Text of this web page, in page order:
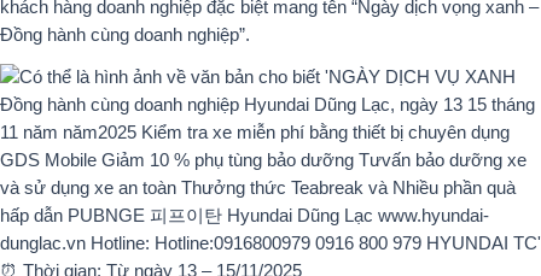
khách hàng doanh nghiệp đặc biệt mang tên “Ngày dịch vọng xanh –
Đồng hành cùng doanh nghiệp”.
⏰ Thời gian: Từ ngày 13 – 15/11/2025